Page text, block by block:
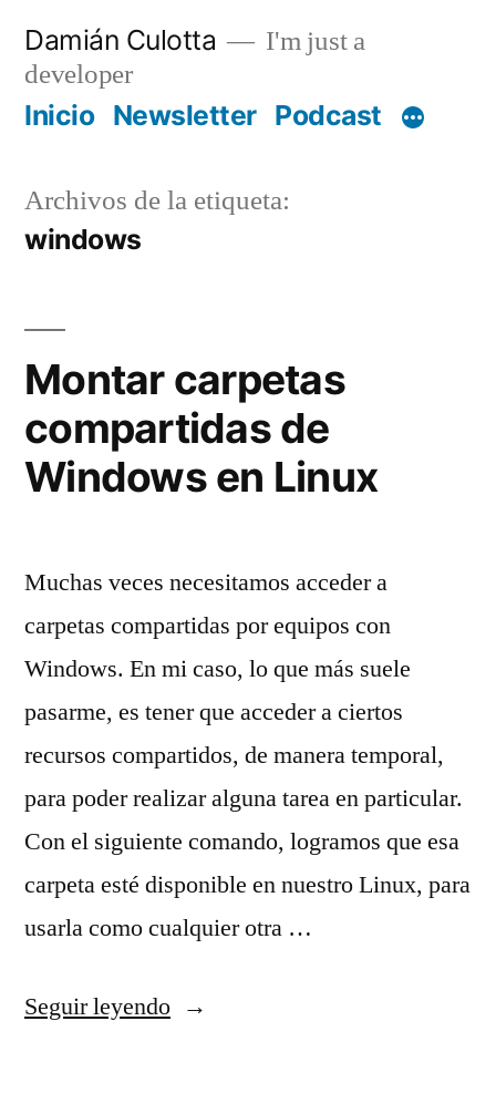
contenido
Damián Culotta
I'm just a
developer
Inicio Newsletter Podcast
Archivos de la etiqueta:
windows
Montar carpetas
compartidas de
Windows en Linux
Muchas veces necesitamos acceder a
carpetas compartidas por equipos con
Windows. En mi caso, lo que más suele
pasarme, es tener que acceder a ciertos
recursos compartidos, de manera temporal,
para poder realizar alguna tarea en particular.
Con el siguiente comando, logramos que esa
carpeta esté disponible en nuestro Linux, para
usarla como cualquier otra …
Seguir leyendo«Montar